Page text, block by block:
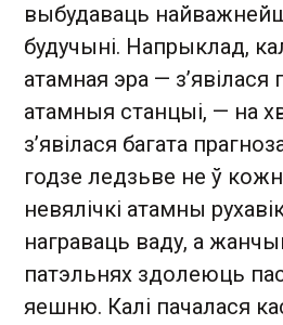
выбудаваць
будучыні. Напрыклад,
атамная эра —
атамныя станцыі, — на
з’явілася багата
годзе ледзьве не ў
невялічкі атамны
награваць ваду, а
патэльнях здолеюць
яешню. Калі пачалася